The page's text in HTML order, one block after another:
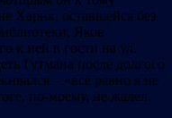
Харик, оставшейся без
Яков
к ней в гости на ул.
Гутмана после долгого
– «всё равно я не
по-моему, не жалел.